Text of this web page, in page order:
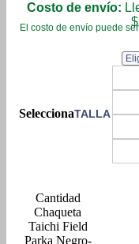
Costo de envío:
El costo de envío puede
TALLA
Chaqueta
Taichi Field
Parka Negro-